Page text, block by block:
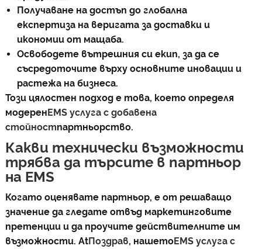
Получаване на достъп до глобална
експертиза на веригата за доставки и
икономии от мащаба.
Освободете вътрешния си екип, за да се
съсредоточите върху основните иновации и
растежа на бизнеса.
Този цялостен подход е това, което определя
модеренEMS услуга с добавена
стойностпартньорство.
Какви технически възможности
трябва да търсите в партньор
на EMS
Когато оценявате партньор, е от решаващо
значение да гледате отвъд маркетинговите
претенции и да проучите действителните им
възможности. AtПоздрав, нашетоEMS услуга с